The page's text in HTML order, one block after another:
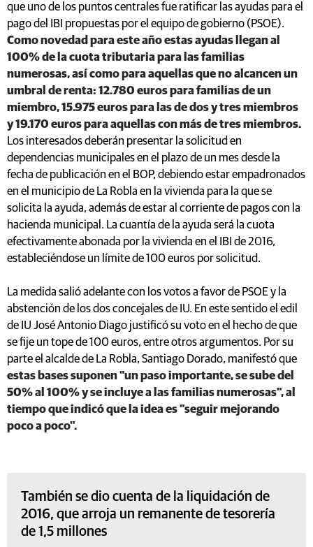
que uno de los puntos centrales fue ratificar las ayudas para el
pago del IBI propuestas por el equipo de gobierno (PSOE).
Como novedad para este año estas ayudas llegan al
100% de la cuota tributaria para las familias
numerosas, así como para aquellas que no alcancen un
umbral de renta: 12.780 euros para familias de un
miembro, 15.975 euros para las de dos y tres miembros
y 19.170 euros para aquellas con más de tres miembros.
Los interesados deberán presentar la solicitud en
dependencias municipales en el plazo de un mes desde la
fecha de publicación en el BOP, debiendo estar empadronados
en el municipio de La Robla en la vivienda para la que se
solicita la ayuda, además de estar al corriente de pagos con la
hacienda municipal. La cuantía de la ayuda será la cuota
efectivamente abonada por la vivienda en el IBI de 2016,
estableciéndose un límite de 100 euros por solicitud.
La medida salió adelante con los votos a favor de PSOE y la
abstención de los dos concejales de IU. En este sentido el edil
de IU José Antonio Diago justificó su voto en el hecho de que
se fije un tope de 100 euros, entre otros argumentos. Por su
parte el alcalde de La Robla, Santiago Dorado, manifestó que
estas bases suponen "un paso importante, se sube del
50% al 100% y se incluye a las familias numerosas", al
tiempo que indicó que la idea es "seguir mejorando
poco a poco".
También se dio cuenta de la liquidación de
2016, que arroja un remanente de tesorería
de 1,5 millones